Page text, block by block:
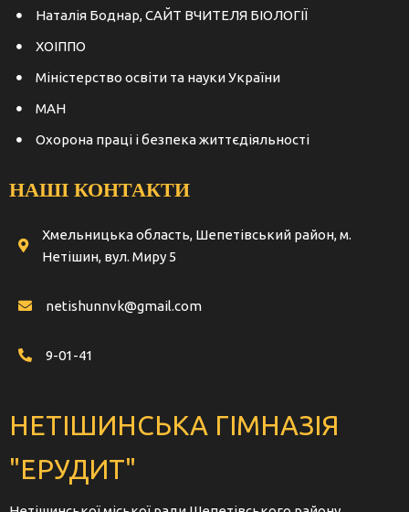
Наталія Боднар, САЙТ ВЧИТЕЛЯ БІОЛОГІЇ
ХОІППО
Міністерство освіти та науки України
МАН
Охорона праці і безпека життєдіяльності
НАШІ КОНТАКТИ
Хмельницька область, Шепетівський район, м.
Нетішин, вул. Миру 5
netishunnvk@gmail.com
9-01-41
НЕТІШИНСЬКА ГІМНАЗІЯ
"ЕРУДИТ"